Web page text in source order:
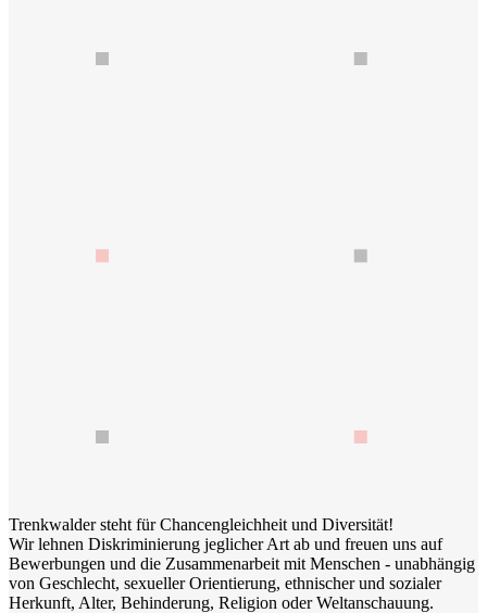
Trenkwalder steht für Chancengleichheit und Diversität!
Wir lehnen Diskriminierung jeglicher Art ab und freuen uns auf
Bewerbungen und die Zusammenarbeit mit Menschen - unabhängig
von Geschlecht, sexueller Orientierung, ethnischer und sozialer
Herkunft, Alter, Behinderung, Religion oder Weltanschauung.